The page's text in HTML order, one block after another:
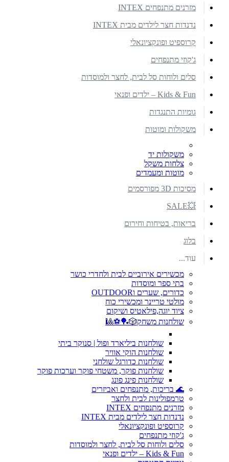
מזרנים מתנפחים INTEX
נדנדות חצר לילדים מבית INTEX
קרוספיט ופונקציונאלי
ג'קוזי מתנפחים
סלים ולוחות סל לבית, לחצר ולמוסדות
Kids & Fun – ילדים ופנאי
גומיות התנגדות
משקולות ומוטות
משקולות יד
צלחות משקל
מוטות ומעמדים
מסיכות 3D מפורסמים
💥SALE
בריאות, בטיחות וחירום
בלוג
עוד...
מכשירים אירוביים לבית ולחדרי כושר
בתי ספר ומוסדות
כדורים, שערים וOUTDOOR
מולטי טריינר ומכשירי כוח
ציוד יוגה,פילאטיס ושיקום
שולחנות משחק🎲🏓⚽🎱
שולחנות ביליארד ופול | סנוקר ביתי
שולחנות הוקי אוויר
שולחנות כדורגל שולחני
שולחנות פוקר, משטחי פוקר וערכות פוקר
שולחנות פינג פונג
🌊 בריכות, מתנפחים ואביזרים
טרמפולינות לבית ולחצר
מזרנים מתנפחים INTEX
נדנדות חצר לילדים מבית INTEX
קרוספיט ופונקציונאלי
ג'קוזי מתנפחים
סלים ולוחות סל לבית, לחצר ולמוסדות
Kids & Fun – ילדים ופנאי